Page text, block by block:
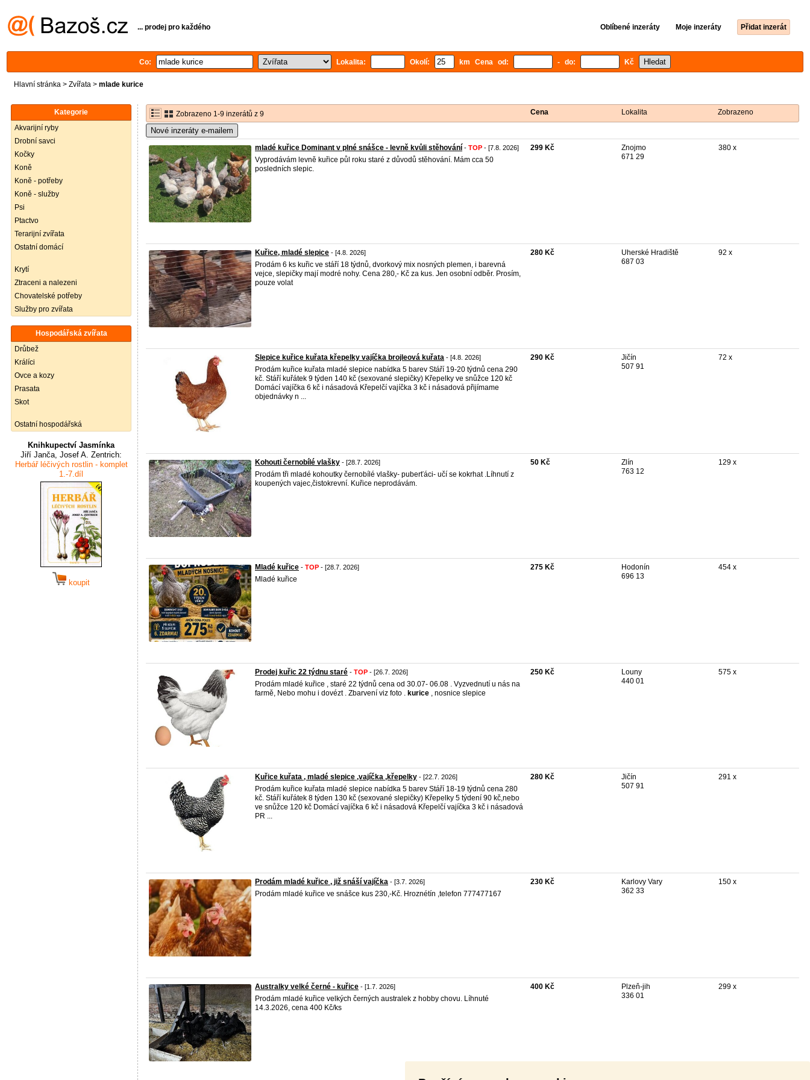
... prodej pro každého Oblíbené inzeráty Moje inzeráty Přidat inzerát
Co: Lokalita: Okolí: km Cena od: - do: Kč
Hlavní stránka > Zvířata > mlade kurice
Kategorie
Akvarijní ryby
Drobní savci
Kočky
Koně
Koně - potřeby
Koně - služby
Psi
Ptactvo
Terarijní zvířata
Ostatní domácí
Krytí
Ztraceni a nalezeni
Chovatelské potřeby
Služby pro zvířata
Hospodářská zvířata
Drůbež
Králíci
Ovce a kozy
Prasata
Skot
Ostatní hospodářská
Knihkupectví Jasmínka
Jiří Janča, Josef A. Zentrich:
Herbář léčivých rostlin - komplet
1.-7.díl
koupit
Zobrazeno 1-9 inzerátů z 9 Cena Lokalita Zobrazeno
Nové inzeráty e-mailem
mladé kuřice Dominant v plné snášce - levně kvůli stěhování - TOP - [7.8. 2026]
Vyprodávám levně kuřice půl roku staré z důvodů stěhování. Mám cca 50
posledních slepic.
299 Kč
Znojmo
671 29
380 x
Kuřice, mladé slepice - [4.8. 2026]
Prodám 6 ks kuřic ve stáří 18 týdnů, dvorkový mix nosných plemen, i barevná
vejce, slepičky mají modré nohy. Cena 280,- Kč za kus. Jen osobní odběr. Prosím,
pouze volat
280 Kč
Uherské Hradiště
687 03
92 x
Slepice kuřice kuřata křepelky vajíčka brojleová kuřata - [4.8. 2026]
Prodám kuřice kuřata mladé slepice nabídka 5 barev Stáří 19-20 týdnů cena 290
kč. Stáří kuřátek 9 týden 140 kč (sexované slepičky) Křepelky ve snůžce 120 kč
Domácí vajíčka 6 kč i násadová Křepelčí vajíčka 3 kč i násadová přijímame
objednávky n ...
290 Kč
Jičín
507 91
72 x
Kohouti černobílé vlašky - [28.7. 2026]
Prodám tři mladé kohoutky černobílé vlašky- puberťáci- učí se kokrhat .Líhnutí z
koupených vajec,čistokrevní. Kuřice neprodávám.
50 Kč
Zlín
763 12
129 x
Mladé kuřice - TOP - [28.7. 2026]
Mladé kuřice
275 Kč
Hodonín
696 13
454 x
Prodej kuřic 22 týdnu staré - TOP - [26.7. 2026]
Prodám mladé kuřice , staré 22 týdnů cena od 30.07- 06.08 . Vyzvednutí u nás na
farmě, Nebo mohu i dovézt . Zbarvení viz foto . kurice , nosnice slepice
250 Kč
Louny
440 01
575 x
Kuřice kuřata , mladé slepice ,vajíčka ,křepelky - [22.7. 2026]
Prodám kuřice kuřata mladé slepice nabídka 5 barev Stáří 18-19 týdnů cena 280
kč. Stáří kuřátek 8 týden 130 kč (sexované slepičky) Křepelky 5 týdení 90 kč,nebo
ve snůžce 120 kč Domácí vajíčka 6 kč i násadová Křepelčí vajíčka 3 kč i násadová
PR ...
280 Kč
Jičín
507 91
291 x
Prodám mladé kuřice , již snáší vajíčka - [3.7. 2026]
Prodám mladé kuřice ve snášce kus 230,-Kč. Hroznétín ,telefon 777477167
230 Kč
Karlovy Vary
362 33
150 x
Australky velké černé - kuřice - [1.7. 2026]
Prodám mladé kuřice velkých černých australek z hobby chovu. Líhnuté
14.3.2026, cena 400 Kč/ks
400 Kč
Plzeň-jih
336 01
299 x